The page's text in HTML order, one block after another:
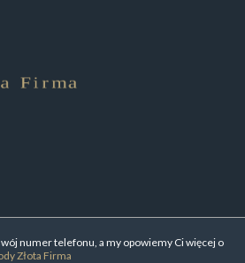
numer telefonu, a my opowiemy Ci więcej o
Złota Firma